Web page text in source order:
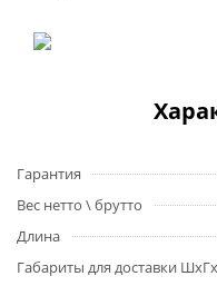
Гарантия
Вес нетто \ брутто
Длина
Габариты для доставки